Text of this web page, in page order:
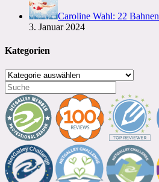
Caroline Wahl: 22 Bahnen
3. Januar 2024
Kategorien
Kategorien